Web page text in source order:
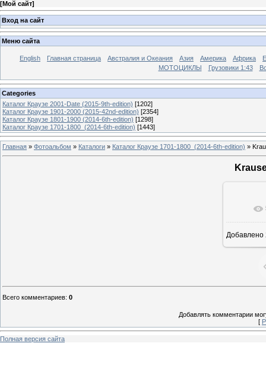
[Мой сайт]
Вход на сайт
Меню сайта
English Главная страница Австралия и Океания Азия Америка Африка
МОТОЦИКЛЫ
Грузовики 1:43
Categories
Каталог Краузе 2001-Date (2015-9th-edition) [1202]
Каталог Краузе 1901-2000 (2015-42nd-edition) [2354]
Каталог Краузе 1801-1900 (2014-6th-edition) [1298]
Каталог Краузе 1701-1800_(2014-6th-edition) [1443]
Главная » Фотоальбом » Каталоги » Каталог Краузе 1701-1800_(2014-6th-edition) »
Добавлено
Всего комментариев: 0
Добавлять комментарии
[
Полная версия сайта